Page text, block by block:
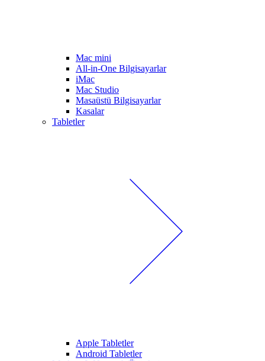
Mac mini
All-in-One Bilgisayarlar
iMac
Mac Studio
Masaüstü Bilgisayarlar
Kasalar
Tabletler
Apple Tabletler
Android Tabletler